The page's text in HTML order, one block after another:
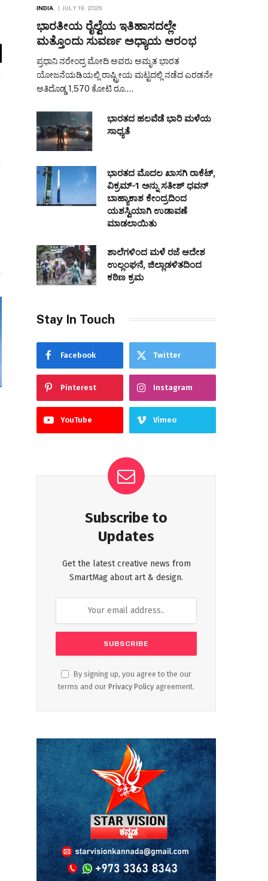
INDIA JULY 19, 2026
ಭಾರತೀಯ ರೈಲ್ವೆಯ ಇತಿಹಾಸದಲ್ಲೇ
ಮತ್ತೊಂದು ಸುವರ್ಣ ಅಧ್ಯಾಯ ಆರಂಭ
ಪ್ರಧಾನಿ ನರೇಂದ್ರ ಮೋದಿ ಅವರು ಅಮೃತ ಭಾರತ
ಯೋಜನೆಯಡಿಯಲ್ಲಿ ರಾಷ್ಟ್ರೀಯ ಮಟ್ಟದಲ್ಲಿ ನಡೆದ ಎರಡನೇ
ಅತಿದೊಡ್ಡ 1,570 ಕೋಟಿ ರೂ.…
ಭಾರತದ ಹಲವೆಡೆ ಭಾರಿ ಮಳೆಯ
ಸಾಧ್ಯತೆ
ಭಾರತದ ಮೊದಲ ಖಾಸಗಿ ರಾಕೆಟ್,
ವಿಕ್ರಮ್-1 ಅನ್ನು ಸತೀಶ್ ಧವನ್
ಬಾಹ್ಯಾಕಾಶ ಕೇಂದ್ರದಿಂದ
ಯಶಸ್ವಿಯಾಗಿ ಉಡಾವಣೆ
ಮಾಡಲಾಯಿತು
ಶಾಲೆಗಳಿಂದ ಮಳೆ ರಜೆ ಆದೇಶ
ಉಲ್ಲಂಘನೆ, ಜಿಲ್ಲಾಡಳಿತದಿಂದ
ಕಠಿಣ ಕ್ರಮ
Stay In Touch
Facebook Twitter
Pinterest Instagram
YouTube Vimeo
Subscribe to
Updates
Get the latest creative news from
SmartMag about art & design.
By signing up, you agree to the our
terms and our Privacy Policy agreement.